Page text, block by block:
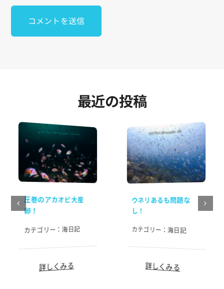
最近の投稿
圧巻のアカオビ大産
卵！
カテゴリー： 海日記
詳しくみる
ウネリあるも問題な
し！
カテゴリー：海日記
詳しくみる